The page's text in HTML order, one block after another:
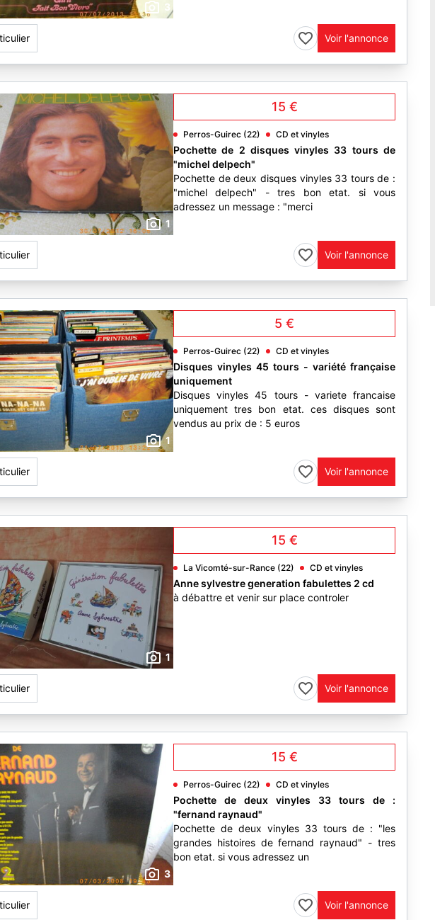
3
Voir l'annonce
1
15 €
Perros-Guirec (22) CD et vinyles
Pochette de 2 disques vinyles 33 tours de
"michel delpech"
Pochette de deux disques vinyles 33 tours de :
"michel delpech" - tres bon etat. si vous
adressez un message : "merci
Voir l'annonce
1
5 €
Perros-Guirec (22) CD et vinyles
Disques vinyles 45 tours - variété française
uniquement
Disques vinyles 45 tours - variete francaise
uniquement tres bon etat. ces disques sont
vendus au prix de : 5 euros
Voir l'annonce
1
15 €
La Vicomté-sur-Rance (22) CD et vinyles
Anne sylvestre generation fabulettes 2 cd
à débattre et venir sur place controler
Voir l'annonce
3
15 €
Perros-Guirec (22) CD et vinyles
Pochette de deux vinyles 33 tours de :
"fernand raynaud"
Pochette de deux vinyles 33 tours de : "les
grandes histoires de fernand raynaud" - tres
bon etat. si vous adressez un
Voir l'annonce